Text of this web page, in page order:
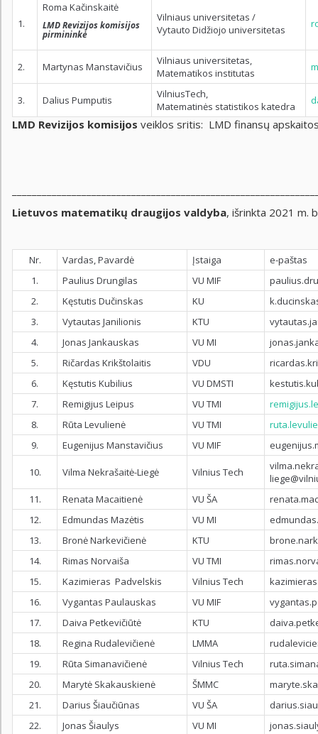
1.
Roma Kačinskaitė
LMD Revizijos komisijos
pirmininkė
Vilniaus universitetas /
Vytauto Didžiojo universitetas
2. Martynas Manstavičius
Vilniaus universitetas,
Matematikos institutas
3. Dalius Pumputis
VilniusTech,
Matematinės statistikos katedra
LMD Revizijos komisijos veiklos sritis: LMD finansų
Lietuvos matematikų draugijos valdyba, išrinkta 2021 m.
Nr. Vardas, Pavardė Įstaiga
e-paštas
1.
Paulius Drungilas VU MIF
2.
Kęstutis Dučinskas KU
3.
Vytautas Janilionis KTU
4.
Jonas Jankauskas VU MI
5.
Ričardas Krikštolaitis VDU
6.
Kęstutis Kubilius VU DMSTI
7.
Remigijus Leipus VU TMI
8.
Rūta Levulienė VU TMI
9.
Eugenijus Manstavičius VU MIF
10. Vilma Nekrašaitė-Liegė Vilnius Tech
11.
Renata Macaitienė VU ŠA
12.
Edmundas Mazėtis VU MI
13.
Bronė Narkevičienė KTU
14.
Rimas Norvaiša VU TMI
15.
Kazimieras Padvelskis Vilnius Tech
16.
Vygantas Paulauskas VU MIF
17.
Daiva Petkevičiūtė KTU
18.
Regina Rudalevičienė LMMA
19.
Rūta Simanavičienė Vilnius Tech
20.
Marytė Skakauskienė ŠMMC
21.
Darius Šiaučiūnas VU ŠA
22.
Jonas Šiaulys VU MI